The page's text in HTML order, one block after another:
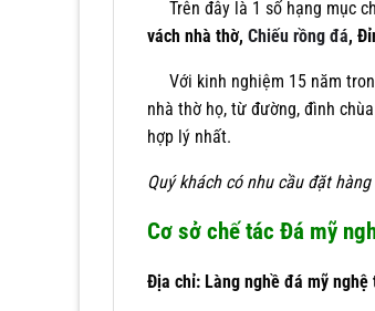
Trên đây là 1 số hạng mục
vách nhà thờ, Chiếu rồng đá,
Với kinh nghiệm 15 năm
nhà thờ họ, từ đường, đình
hợp lý nhất.
Quý khách có nhu cầu đặt
Cơ sở chế tác Đá mỹ
Địa chỉ: Làng nghề đá mỹ